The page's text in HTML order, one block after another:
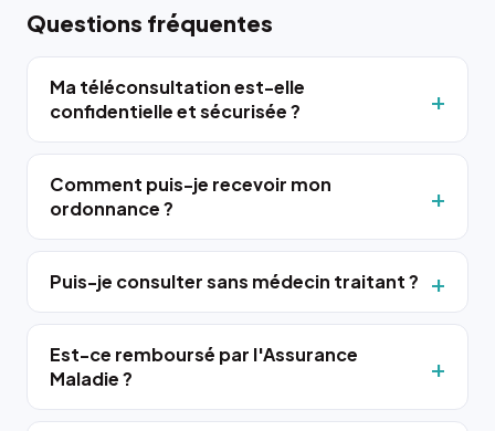
Questions fréquentes
Ma téléconsultation est-elle
confidentielle et sécurisée ?
Comment puis-je recevoir mon
ordonnance ?
Puis-je consulter sans médecin traitant ?
Est-ce remboursé par l'Assurance
Maladie ?